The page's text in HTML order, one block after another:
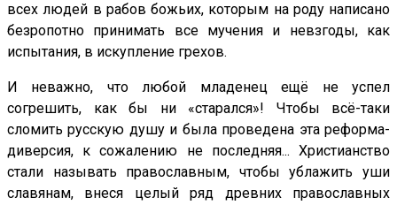
всех людей в рабов божьих, которым на роду написано
безропотно принимать все мучения и невзгоды, как
испытания, в искупление грехов.
И неважно, что любой младенец ещё не успел
согрешить, как бы ни «старался»! Чтобы всё-таки
сломить русскую душу и была проведена эта реформа-
диверсия, к сожалению не последняя... Христианство
стали называть православным, чтобы ублажить уши
славянам, внеся целый ряд древних православных